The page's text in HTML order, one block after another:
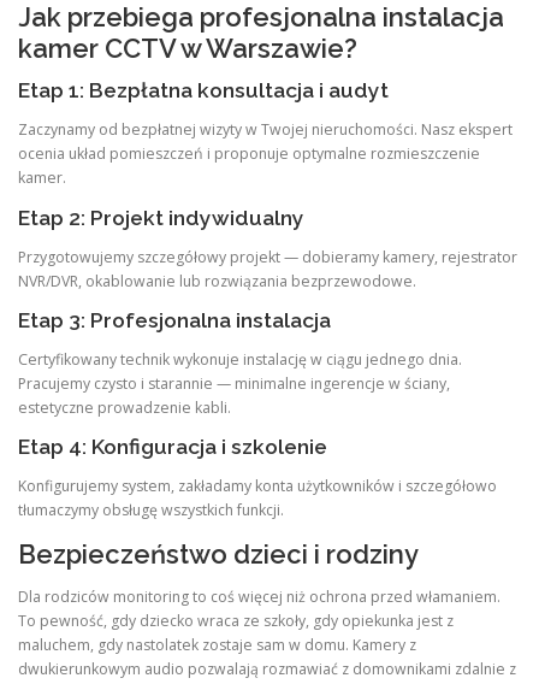
Jak przebiega profesjonalna instalacja
kamer CCTV w Warszawie?
Etap 1: Bezpłatna konsultacja i audyt
Zaczynamy od bezpłatnej wizyty w Twojej nieruchomości. Nasz ekspert
ocenia układ pomieszczeń i proponuje optymalne rozmieszczenie
kamer.
Etap 2: Projekt indywidualny
Przygotowujemy szczegółowy projekt — dobieramy kamery, rejestrator
NVR/DVR, okablowanie lub rozwiązania bezprzewodowe.
Etap 3: Profesjonalna instalacja
Certyfikowany technik wykonuje instalację w ciągu jednego dnia.
Pracujemy czysto i starannie — minimalne ingerencje w ściany,
estetyczne prowadzenie kabli.
Etap 4: Konfiguracja i szkolenie
Konfigurujemy system, zakładamy konta użytkowników i szczegółowo
tłumaczymy obsługę wszystkich funkcji.
Bezpieczeństwo dzieci i rodziny
Dla rodziców monitoring to coś więcej niż ochrona przed włamaniem.
To pewność, gdy dziecko wraca ze szkoły, gdy opiekunka jest z
maluchem, gdy nastolatek zostaje sam w domu. Kamery z
dwukierunkowym audio pozwalają rozmawiać z domownikami zdalnie z